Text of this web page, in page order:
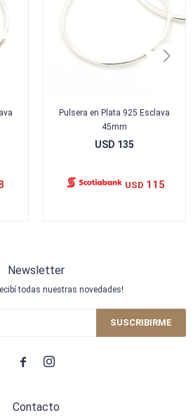
Pulsera en Plata 925 Esclava
45mm
USD 135
USD 115
Contacto
Newsletter
todas nuestras novedades!
SUSCRIBIRME
 